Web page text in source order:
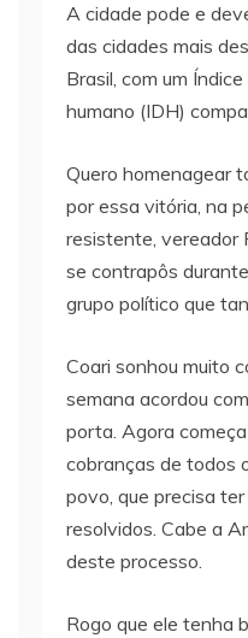
A cidade pode e
das cidades mais
Brasil, com um
humano (IDH)
Quero homenagear
por essa vitória, na
resistente, vereador
se contrapôs
grupo político que
Coari sonhou muito
semana acordou
porta. Agora
cobranças de todos
povo, que precisa
resolvidos. Cabe a
deste processo.
Rogo que ele tenha